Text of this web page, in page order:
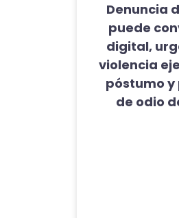
Denuncia
puede
digital,
violencia
póstumo
de odio